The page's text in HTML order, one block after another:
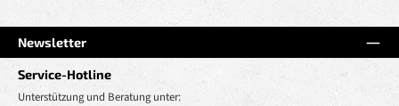
Newsletter
Service-Hotline
Unterstützung und Beratung unter: